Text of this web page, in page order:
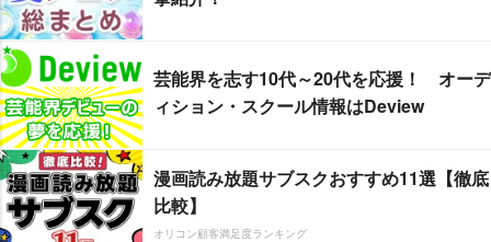
芸能界を志す10代～20代を応援！ オーデ
ィション・スクール情報はDeview
漫画読み放題サブスクおすすめ11選【徹底
比較】
オリコン顧客満足度ランキング